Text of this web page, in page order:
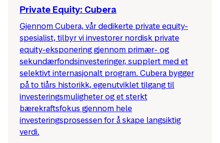
Private Equity: Cubera
Gjennom Cubera, vår dedikerte private equity-
spesialist, tilbyr vi investorer nordisk private
equity-eksponering gjennom primær- og
sekundærfondsinvesteringer, supplert med et
selektivt internasjonalt program. Cubera bygger
på to tiårs historikk, egenutviklet tilgang til
investeringsmuligheter og et sterkt
bærekraftsfokus gjennom hele
investeringsprosessen for å skape langsiktig
verdi.